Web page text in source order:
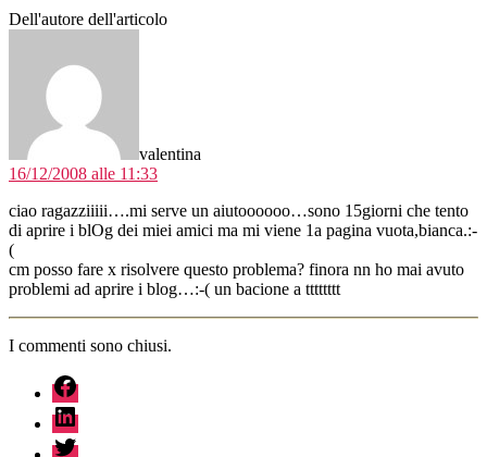
Dell'autore dell'articolo
valentina
16/12/2008 alle 11:33
ciao ragazziiiii….mi serve un aiutoooooo…sono 15giorni che tento
di aprire i blOg dei miei amici ma mi viene 1a pagina vuota,bianca.:-
(
cm posso fare x risolvere questo problema? finora nn ho mai avuto
problemi ad aprire i blog…:-( un bacione a tttttttt
I commenti sono chiusi.
fb
linkedin
twitter